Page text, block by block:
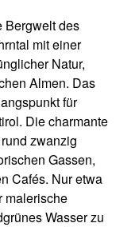
Bergwelt des
mit einer
Natur,
Almen. Das
für
Die charmante
zwanzig
Gassen,
Cafés. Nur etwa
malerische
Wasser zu